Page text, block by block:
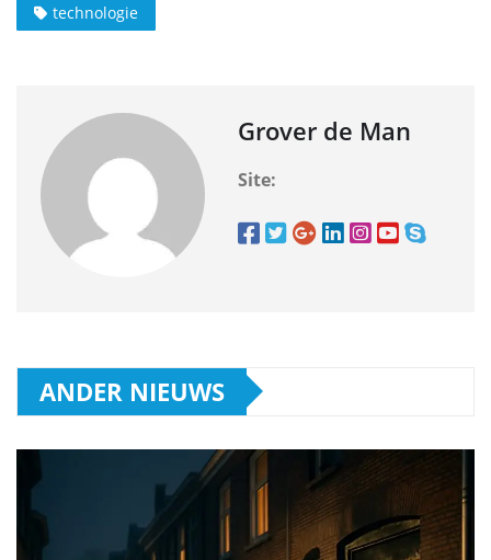
technologie
Grover de Man
Site:
ANDER NIEUWS